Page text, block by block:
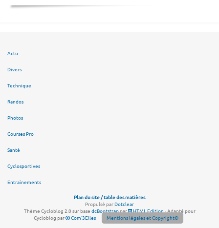
Actu
Divers
Technique
Randos
Photos
Courses Pro
Santé
Cyclosportives
Entraînements
Plan du site / table des matières
Propulsé parDotclear
Thème Cycloblog 2.0 sur base dcBootstrappar HTML Edition- Adapté pour
Cycloblog par
Com'3Elles- Mentions légales et Copyright©